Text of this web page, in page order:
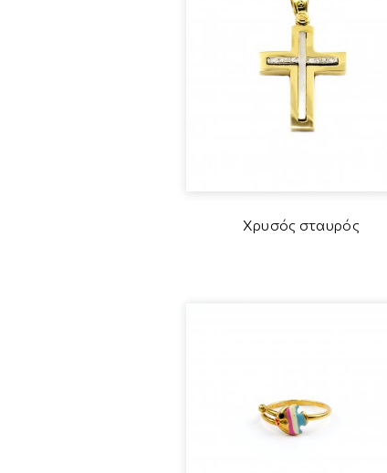
Χρυσός σταυρός